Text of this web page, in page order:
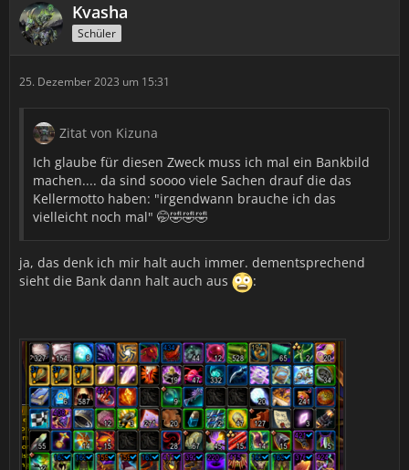
Kvasha
Schüler
25. Dezember 2023 um 15:31
Zitat von Kizuna
Ich glaube für diesen Zweck muss ich mal ein Bankbild
machen.... da sind soooo viele Sachen drauf die das
Kellermotto haben: "irgendwann brauche ich das
vielleicht noch mal" 🤭🤣🤣🤣
ja, das denk ich mir halt auch immer. dementsprechend
sieht die Bank dann halt auch aus
: